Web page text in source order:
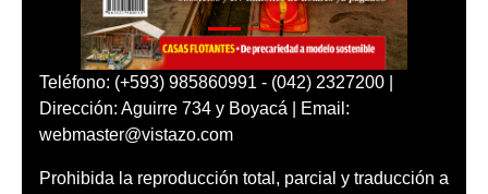
Teléfono: (+593) 985860991 - (042) 2327200 |
Dirección: Aguirre 734 y Boyacá | Email:
webmaster@vistazo.com
Prohibida la reproducción total, parcial y traducción a